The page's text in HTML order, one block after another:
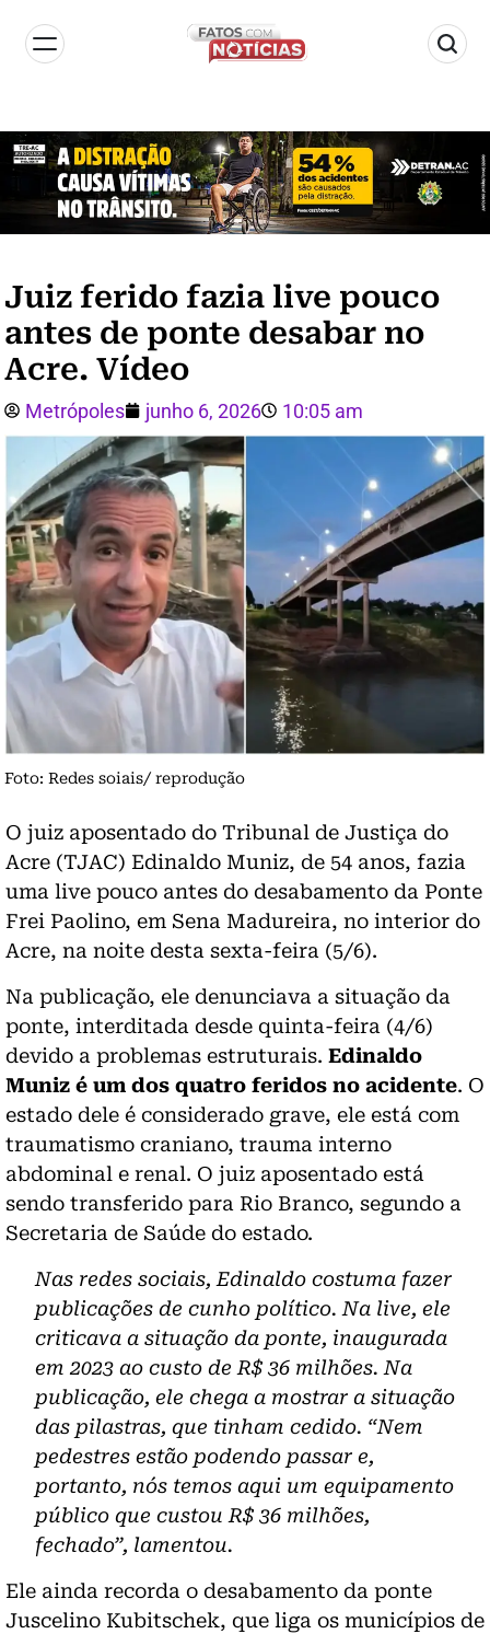
Juiz ferido fazia live pouco
antes de ponte desabar no
Acre. Vídeo
Metrópoles junho 6, 2026 10:05 am
Foto: Redes soiais/ reprodução
O juiz aposentado do Tribunal de Justiça do
Acre (TJAC) Edinaldo Muniz, de 54 anos, fazia
uma live pouco antes do desabamento da Ponte
Frei Paolino, em Sena Madureira, no interior do
Acre, na noite desta sexta-feira (5/6).
Na publicação, ele denunciava a situação da
ponte, interditada desde quinta-feira (4/6)
devido a problemas estruturais. Edinaldo
Muniz é um dos quatro feridos no acidente. O
estado dele é considerado grave, ele está com
traumatismo craniano, trauma interno
abdominal e renal. O juiz aposentado está
sendo transferido para Rio Branco, segundo a
Secretaria de Saúde do estado.
Nas redes sociais, Edinaldo costuma fazer
publicações de cunho político. Na live, ele
criticava a situação da ponte, inaugurada
em 2023 ao custo de R$ 36 milhões. Na
publicação, ele chega a mostrar a situação
das pilastras, que tinham cedido. “Nem
pedestres estão podendo passar e,
portanto, nós temos aqui um equipamento
público que custou R$ 36 milhões,
fechado”, lamentou.
Ele ainda recorda o desabamento da ponte
Juscelino Kubitschek, que liga os municípios de